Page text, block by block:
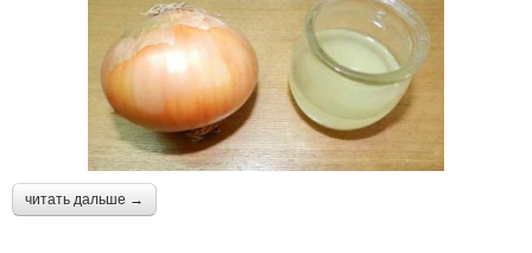
читать дальше →